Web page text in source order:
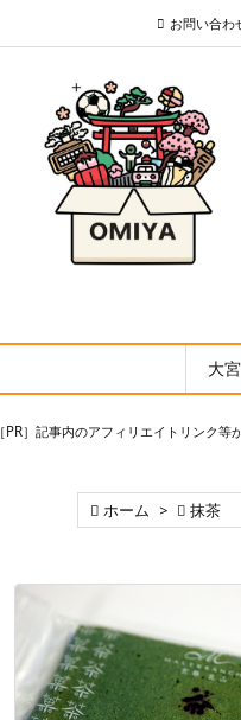
大
お問い合わ
［PR］記事内のアフィリエイトリンク
 ホーム >  抹茶